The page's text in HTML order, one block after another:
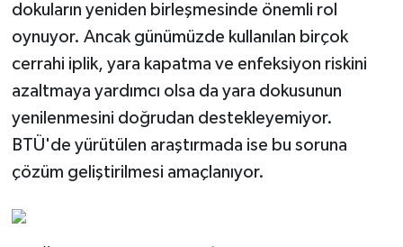
dokuların yeniden birleşmesinde önemli rol
oynuyor. Ancak günümüzde kullanılan birçok
cerrahi iplik, yara kapatma ve enfeksiyon riskini
azaltmaya yardımcı olsa da yara dokusunun
yenilenmesini doğrudan destekleyemiyor.
BTÜ'de yürütülen araştırmada ise bu soruna
çözüm geliştirilmesi amaçlanıyor.